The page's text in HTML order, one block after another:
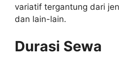
variatif tergantung dari
dan lain-lain.
Durasi Sewa